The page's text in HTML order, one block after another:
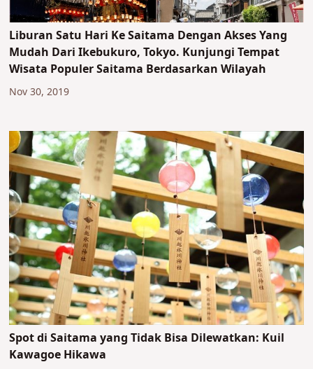
Liburan Satu Hari Ke Saitama Dengan Akses Yang
Mudah Dari Ikebukuro, Tokyo. Kunjungi Tempat
Wisata Populer Saitama Berdasarkan Wilayah
Nov 30, 2019
Spot di Saitama yang Tidak Bisa Dilewatkan: Kuil
Kawagoe Hikawa